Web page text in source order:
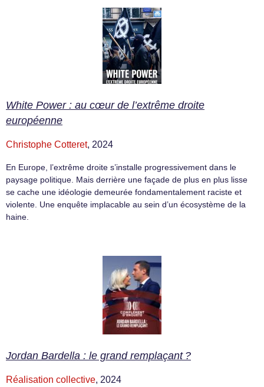
White Power : au cœur de l’extrême droite
européenne
Christophe Cotteret, 2024
En Europe, l’extrême droite s’installe progressivement dans le
paysage politique. Mais derrière une façade de plus en plus lisse
se cache une idéologie demeurée fondamentalement raciste et
violente. Une enquête implacable au sein d’un écosystème de la
haine.
Jordan Bardella : le grand remplaçant ?
Réalisation collective, 2024